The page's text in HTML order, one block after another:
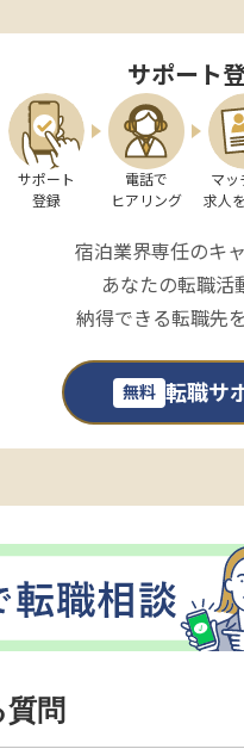
サポート
サポート
登録
電話で
ヒアリング
マッ
求人
宿泊業界専任のキ
あなたの転職活
納得できる転職先
無料 転職サ
問